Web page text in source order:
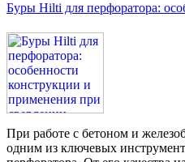
Буры Hilti для перфоратора:
При работе с бетоном и
одним из ключевых